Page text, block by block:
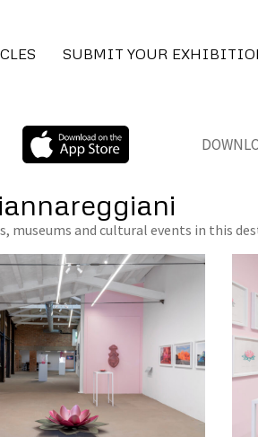
SUBMIT YOUR
museums and cultural events in this